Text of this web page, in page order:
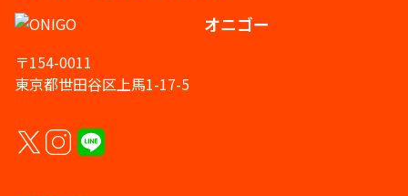
オニゴー
〒154-0011
東京都世田谷区上馬1-17-5